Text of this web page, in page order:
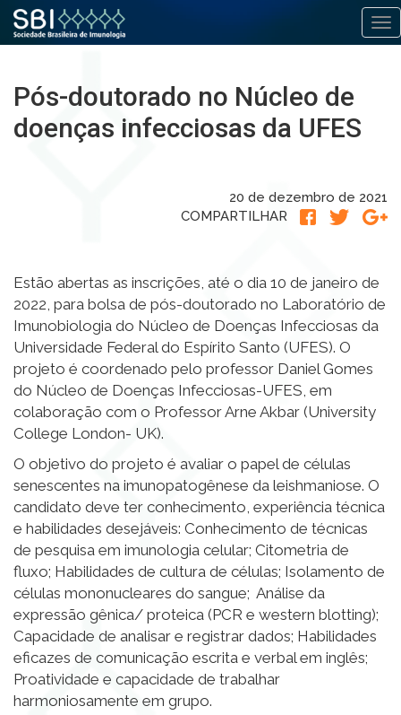
para
o
conteúdo
Pós-doutorado no Núcleo de
doenças infecciosas da UFES
20 de dezembro de 2021
COMPARTILHAR
Estão abertas as inscrições, até o dia 10 de janeiro de
2022, para bolsa de pós-doutorado no Laboratório de
Imunobiologia do Núcleo de Doenças Infecciosas da
Universidade Federal do Espírito Santo (UFES). O
projeto é coordenado pelo professor Daniel Gomes
do Núcleo de Doenças Infecciosas-UFES, em
colaboração com o Professor Arne Akbar (University
College London- UK).
O objetivo do projeto é avaliar o papel de células
senescentes na imunopatogênese da leishmaniose. O
candidato deve ter conhecimento, experiência técnica
e habilidades desejáveis: Conhecimento de técnicas
de pesquisa em imunologia celular; Citometria de
fluxo; Habilidades de cultura de células; Isolamento de
células mononucleares do sangue; Análise da
expressão gênica/ proteica (PCR e western blotting);
Capacidade de analisar e registrar dados; Habilidades
eficazes de comunicação escrita e verbal em inglês;
Proatividade e capacidade de trabalhar
harmoniosamente em grupo.